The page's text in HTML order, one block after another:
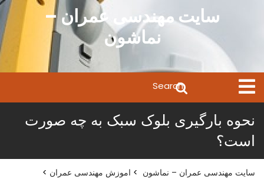
سایت مهندسی عمران –
نماشون
Open
Menu
for:
نحوه بارگیری بلوک سبک به چه صورت
است؟
سایت مهندسی عمران – نماشون > اموزش مهندسی عمران >